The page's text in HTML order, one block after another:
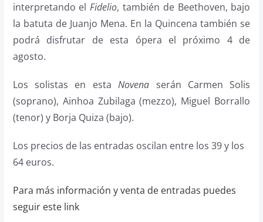
interpretando elFidelio, también de Beethoven, bajo
la batuta de Juanjo Mena. En la Quincena también se
podrá disfrutar de esta ópera el próximo 4 de
agosto.
Los solistas en estaNovena serán Carmen Solis
(soprano), Ainhoa Zubilaga (mezzo), Miguel Borrallo
(tenor) y Borja Quiza (bajo).
Los precios de las entradas oscilan entre los 39 y los
64 euros.
Para más información y venta de entradas puedes
seguir este link